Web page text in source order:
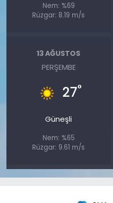
Nem: %69
Rüzgar: 8.19 m/s
13 AĞUSTOS
PERŞEMBE
27°
Güneşli
Nem: %65
Rüzgar: 9.61 m/s